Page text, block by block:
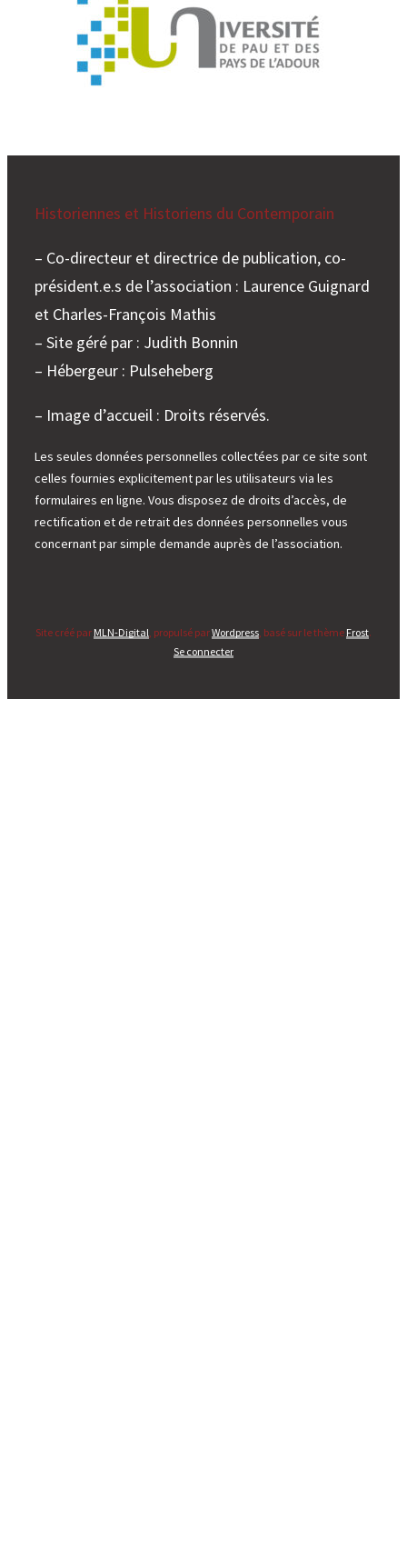
Historiennes et Historiens du Contemporain
– Co-directeur et directrice de publication, co-
président.e.s de l’association : Laurence Guignard
et Charles-François Mathis
– Site géré par : Judith Bonnin
– Hébergeur : Pulseheberg
– Image d’accueil : Droits réservés.
Les seules données personnelles collectées par ce site sont
celles fournies explicitement par les utilisateurs via les
formulaires en ligne. Vous disposez de droits d’accès, de
rectification et de retrait des données personnelles vous
concernant par simple demande auprès de l’association.
Site créé par MLN-Digital, propulsé parWordpress, basé sur le thème Frost.
Se connecter